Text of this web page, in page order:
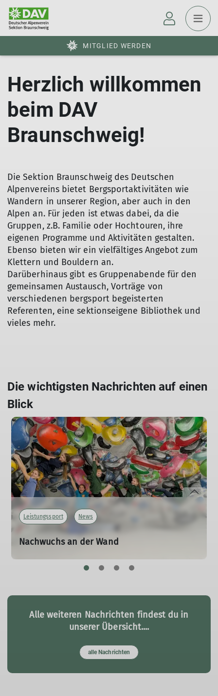
MITGLIED WERDEN
Herzlich willkommen
beim DAV
Braunschweig!
Die Sektion Braunschweig des Deutschen
Alpenvereins bietet Bergsportaktivitäten wie
Wandern in unserer Region, aber auch in den
Alpen an. Für jeden ist etwas dabei, da die
Gruppen, z.B. Familie oder Hochtouren, ihre
eigenen Programme und Aktivitäten gestalten.
Ebenso bieten wir ein vielfältiges Angebot zum
Klettern und Bouldern an.
Darüberhinaus gibt es Gruppenabende für den
gemeinsamen Austausch, Vorträge von
verschiedenen bergsport begeisterten
Referenten, eine sektionseigene Bibliothek und
vieles mehr.
Die wichtigsten Nachrichten auf einen
Blick
Leistungssport News
Nachwuchs an der Wand
Die Perspektivgruppe der DAV Sektion Braunschweig
Generation von Klettertalenten heran. In der
Athleten im Alter zwischen acht und zwölf Jahren, die
mit viel Freude und Motivation an Wettkämpfen
Alle weiteren Nachrichten findest du in
unserer Übersicht....
alle Nachrichten